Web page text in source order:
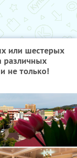
или шестерых
различных
не только!